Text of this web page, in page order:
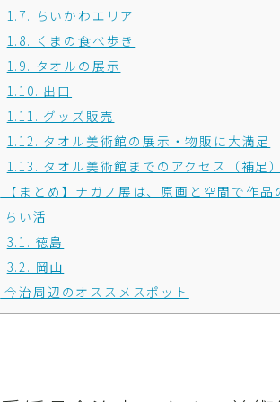
1.7. ちいかわエリア
1.8. くまの食べ歩き
1.9. タオルの展示
1.10. 出口
1.11. グッズ販売
1.12. タオル美術館の展示・物販に大満足
1.13. タオル美術館までのアクセス（補足）
【まとめ】ナガノ展は、原画と空間で作
ちい活
3.1. 徳島
3.2. 岡山
今治周辺のオススメスポット